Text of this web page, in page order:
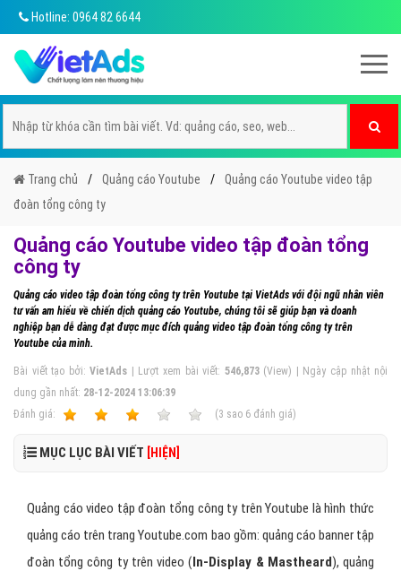
Hotline: 0964 82 6644
Trang chủ Quảng cáo Youtube
Quảng cáo Youtube video tập
đoàn tổng công ty
Quảng cáo Youtube video tập đoàn tổng
công ty
Quảng cáo video tập đoàn tổng công ty trên Youtube tại VietAds với đội ngũ nhân viên
tư vấn am hiểu về chiến dịch quảng cáo Youtube, chúng tôi sẽ giúp bạn và doanh
nghiệp bạn dễ dàng đạt được mục đích quảng video tập đoàn tổng công ty trên
Youtube của mình.
Bài viết tạo bởi:VietAds | Lượt xem bài viết: 546,873(View) | Ngày cập nhật nội
dung gần nhất: 28-12-2024 13:06:39
Ðánh giá:
(3 sao 6 đánh giá)
MỤC LỤC BÀI VIẾT [HIỆN]
Quảng cáo video tập đoàn tổng công ty trên Youtube là hình thức
quảng cáo trên trang Youtube.com bao gồm: quảng cáo banner tập
đoàn tổng công ty trên video (In-Display & Mastheard), quảng